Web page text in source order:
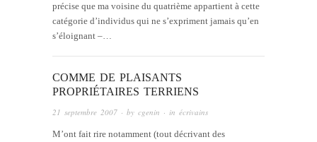
précise que ma voisine du quatrième appartient à cette
catégorie d’individus qui ne s’expriment jamais qu’en
s’éloignant –…
COMME DE PLAISANTS
PROPRIÉTAIRES TERRIENS
21 septembre 2007 · by cgenin · in écrivains
M’ont fait rire notamment (tout décrivant des